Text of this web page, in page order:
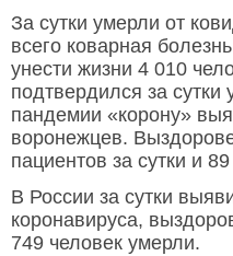
За сутки умерли от
всего коварная
унести жизни 4 010
подтвердился за сутки
пандемии «корону»
воронежцев.
пациентов за сутки и
В России за сутки
коронавируса,
749 человек умерли.